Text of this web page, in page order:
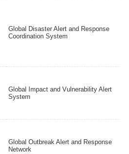
Global Disaster Alert and Response
Coordination System
Global Impact and Vulnerability Alert
System
Global Outbreak Alert and Response
Network